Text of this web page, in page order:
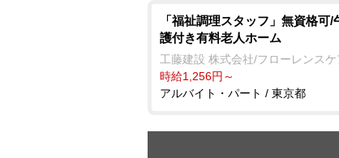
「福祉調理スタッフ」無資格可/
護付き有料老人ホーム
工藤建設 株式会社/フローレンスケ
時給1,256円～
アルバイト・パート / 東京都